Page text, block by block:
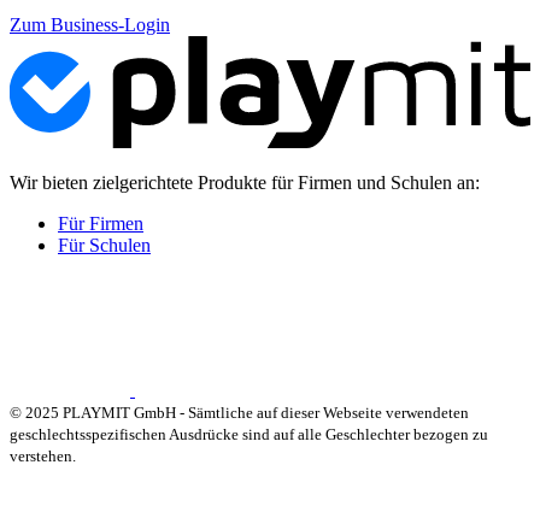
Zum Business-Login
Wir bieten zielgerichtete Produkte für Firmen und Schulen an:
Für Firmen
Für Schulen
© 2025 PLAYMIT GmbH - Sämtliche auf dieser Webseite verwendeten
geschlechtsspezifischen Ausdrücke sind auf alle Geschlechter bezogen zu
verstehen.